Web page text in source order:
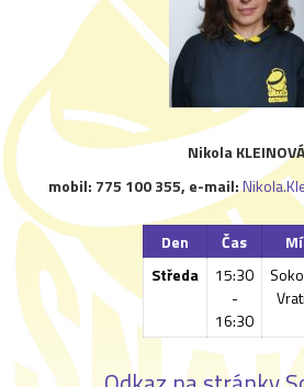
Nikola KLEINOVÁ
mobil: 775 100 355, e-mail:
Den Čas
Středa
15:30
-
16:30